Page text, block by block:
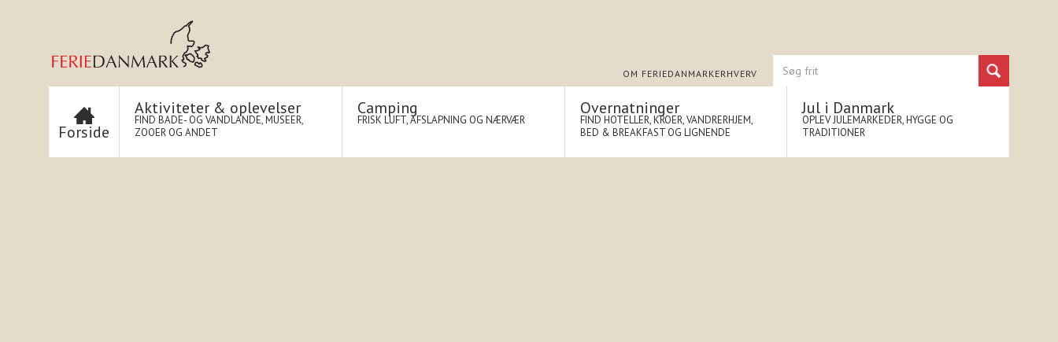
OM FERIEDANMARKERHVERV
Forside
Aktiviteter & oplevelser
FIND BADE- OG VANDLANDE, MUSEER,
ZOOER OG ANDET
Camping
FRISK LUFT, AFSLAPNING OG NÆRVÆR
Overnatninger
FIND HOTELLER, KROER, VANDRERHJEM,
BED & BREAKFAST OG LIGNENDE
Jul i Danmark
OPLEV JULEMARKEDER, HYGGE OG
TRADITIONER